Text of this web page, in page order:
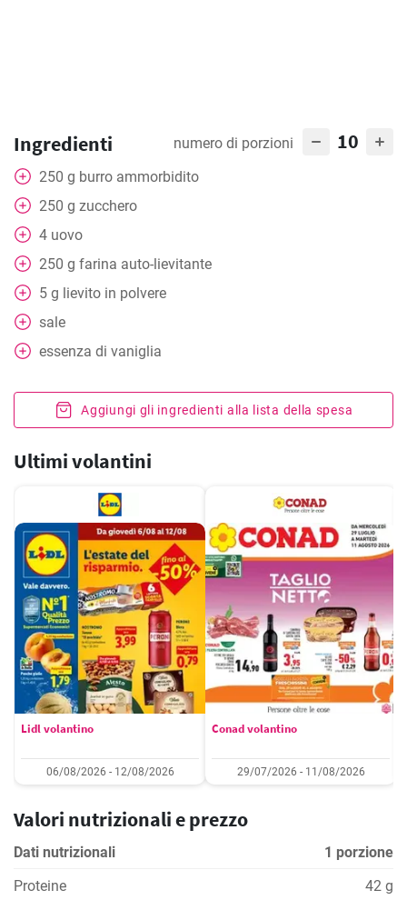
Ingredienti numero di porzioni 10
250 g burro ammorbidito
250 g zucchero
4 uovo
250 g farina auto-lievitante
5 g lievito in polvere
sale
essenza di vaniglia
Aggiungi gli ingredienti alla lista della spesa
Ultimi volantini
Lidl volantino
06/08/2026 - 12/08/2026
Conad volantino
29/07/2026 - 11/08/2026
Valori nutrizionali e prezzo
Dati nutrizionali
1 porzione
Proteine
42 g